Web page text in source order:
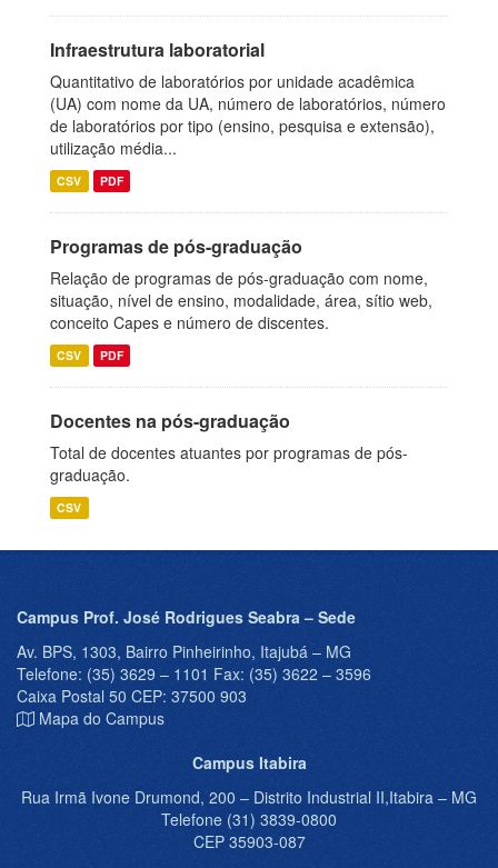
Infraestrutura laboratorial
Quantitativo de laboratórios por unidade acadêmica
(UA) com nome da UA, número de laboratórios, número
de laboratórios por tipo (ensino, pesquisa e extensão),
utilização média...
CSV PDF
Programas de pós-graduação
Relação de programas de pós-graduação com nome,
situação, nível de ensino, modalidade, área, sítio web,
conceito Capes e número de discentes.
CSV PDF
Docentes na pós-graduação
Total de docentes atuantes por programas de pós-
graduação.
CSV
Campus Prof. José Rodrigues Seabra – Sede
Av. BPS, 1303, Bairro Pinheirinho, Itajubá – MG
Telefone: (35) 3629 – 1101 Fax: (35) 3622 – 3596
Caixa Postal 50 CEP: 37500 903
Mapa do Campus
Campus Itabira
Rua Irmã Ivone Drumond, 200 – Distrito Industrial II,Itabira – MG
Telefone (31) 3839-0800
CEP 35903-087